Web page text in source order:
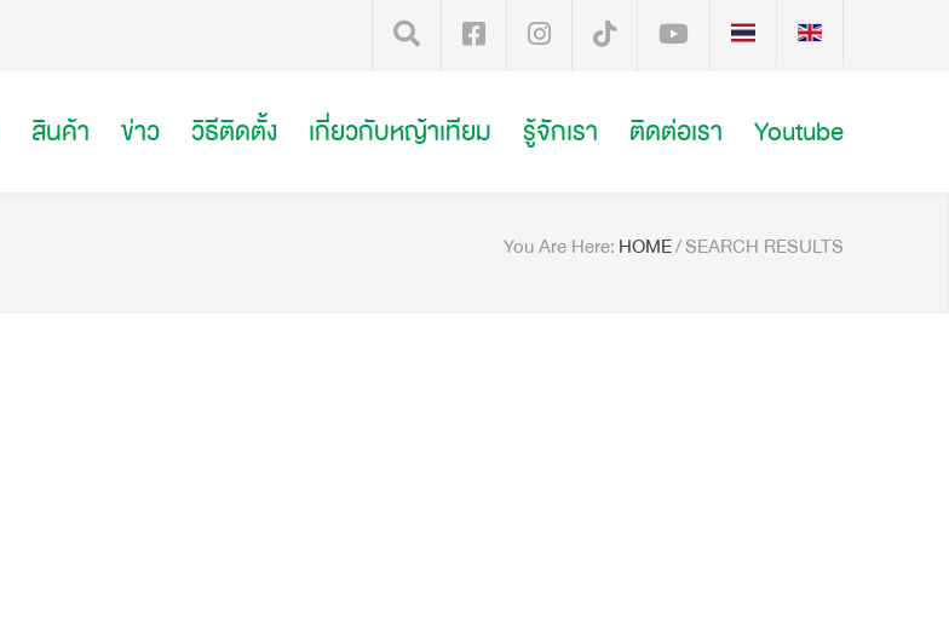
สินค้า ข่าว วิธีติดตั้ง เกี่ยวกับหญ้าเทียม รู้จักเรา ติดต่อเรา Youtube
You Are Here: HOME/SEARCH RESULTS